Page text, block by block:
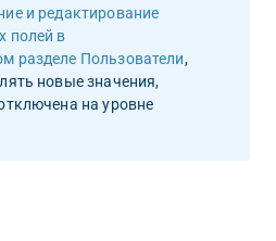
и редактирование
полей в
разделе Пользователи,
новые значения,
на уровне